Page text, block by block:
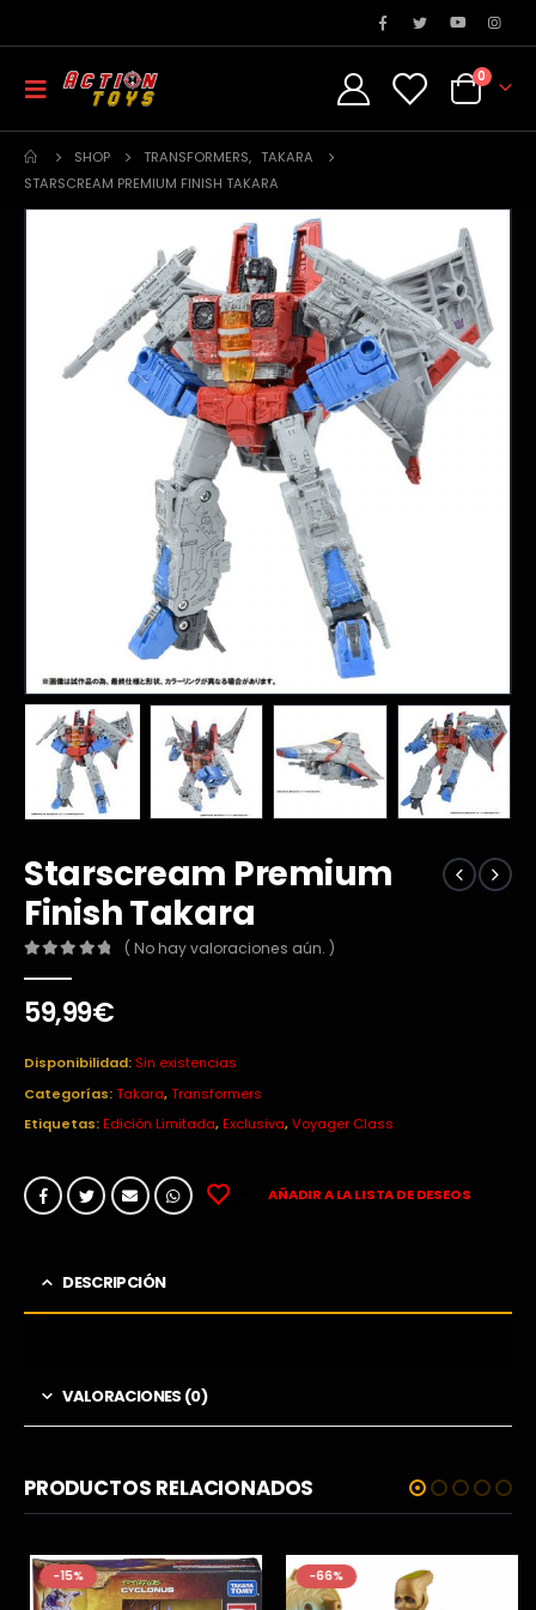
0
SHOP TRANSFORMERS, TAKARA
STARSCREAM PREMIUM FINISH TAKARA
Starscream Premium
Finish Takara
( No hay valoraciones aún. )
59,99€
Disponibilidad: Sin existencias
Categorías:Takara,Transformers
Etiquetas:Edición Limitada,Exclusiva,Voyager Class
AÑADIR A LA LISTA DE DESEOS
DESCRIPCIÓN
VALORACIONES (0)
PRODUCTOS RELACIONADOS
-15% -66%